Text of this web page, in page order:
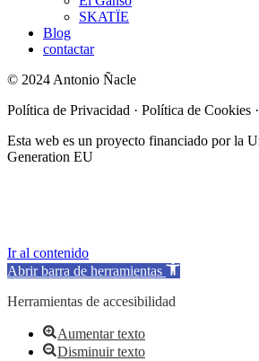
SKATÏE
Blog
contactar
© 2024 Antonio Ñacle
Política de Privacidad · Política de Cookies
Esta web es un proyecto financiado por la
Generation EU
Ir al contenido
Abrir barra de herramientas
Herramientas de accesibilidad
Aumentar texto
Disminuir texto